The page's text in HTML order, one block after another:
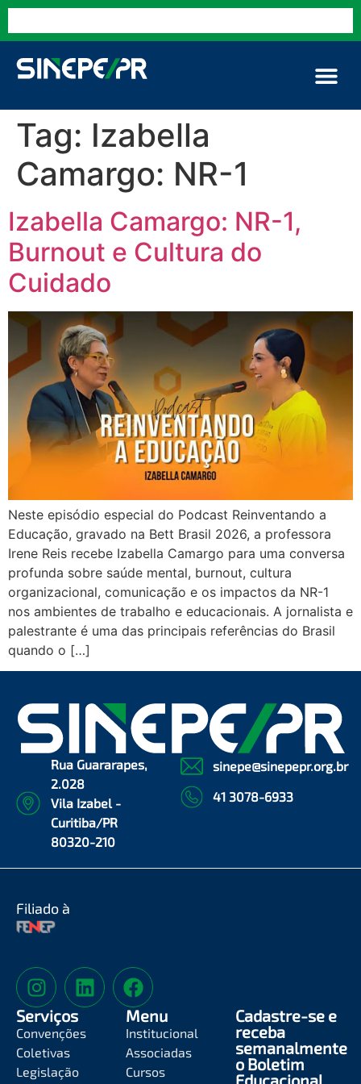
Tag: Izabella
Camargo: NR-1
Izabella Camargo: NR-1,
Burnout e Cultura do
Cuidado
Neste episódio especial do Podcast Reinventando a
Educação, gravado na Bett Brasil 2026, a professora
Irene Reis recebe Izabella Camargo para uma conversa
profunda sobre saúde mental, burnout, cultura
organizacional, comunicação e os impactos da NR-1
nos ambientes de trabalho e educacionais. A jornalista e
palestrante é uma das principais referências do Brasil
quando o […]
Rua Guararapes,
2.028
Vila Izabel -
Curitiba/PR
80320-210
sinepe@sinepepr.org.br
41 3078-6933
Filiado à
Serviços
Convenções
Coletivas
Legislação
Menu
Institucional
Associadas
Cursos
Cadastre-se e
receba
semanalmente
o Boletim